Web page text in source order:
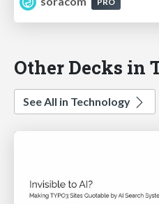
Other Decks in
See All in Technology